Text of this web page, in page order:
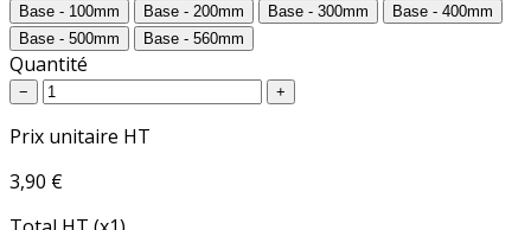
Base - 100mm Base - 200mm Base - 300mm
Base - 400mm
Base - 500mm
Base - 560mm
Quantité
− +
Prix unitaire HT
3,90 €